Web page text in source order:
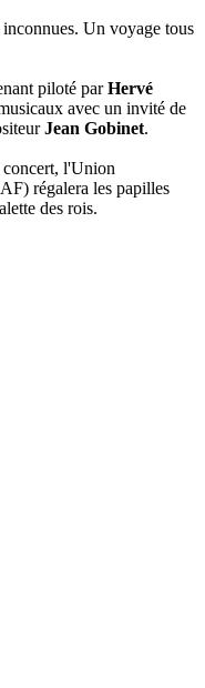
Un voyage tous
piloté parHervé
avec un invité de
Jean Gobinet.
concert, l'Union
régalera les papilles
des rois.